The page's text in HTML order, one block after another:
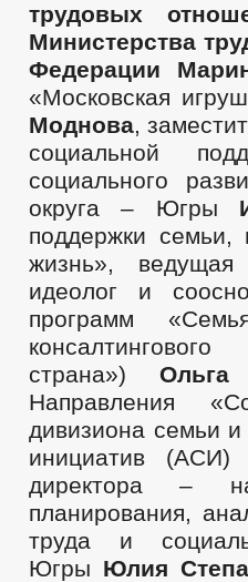
трудовых
Министерства
Федерации
«Московская
Моднова,
социальной
социального
округа – Югры
поддержки
жизнь»,
идеолог и
программ
страна») Ольга
Направления
дивизиона семьи и
инициатив (АСИ)
директора –
планирования,
труда и
Югры Юлия